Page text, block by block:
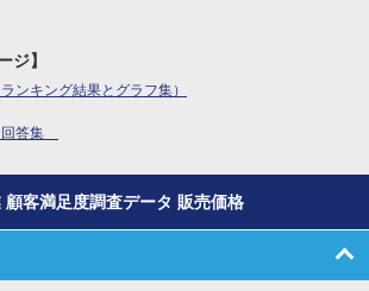
ジ】
ンキング結果とグラフ集）
回答集
客満足度調査データ 販売価格